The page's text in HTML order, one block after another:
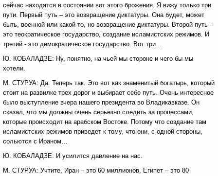
сейчас находятся в состоянии вот этого брожения. Я вижу только три
пути. Первый путь – это возвращение диктатуры. Она будет, может
быть, военной или какой-то, но возвращение диктатуры. Второй путь –
это теократическое государство, создание исламистских режимов. И
третий - это демократическое государство. Вот три…
Ю. КОБАЛАДЗЕ: Ну, понятно, на чьей мы стороне и чего бы мы
хотели.
М. СТУРУА: Да. Теперь так. Это вот как знаменитый богатырь, который
стоит на развилке трех дорог и выбирает себе путь. Очень интересное
было выступление вчера нашего президента во Владикавказе. Он
сказал, что мы должны очень серьезно следить за процессами,
которые происходит на арабском Востоке. Потому что создание там
исламистских режимов приведет к тому, что они, с одной стороны,
сольются с Ираном…
Ю. КОБАЛАДЗЕ: И усилится давление на нас.
М. СТУРУА: Учтите, Иран – это 60 миллионов, Египет – это 80